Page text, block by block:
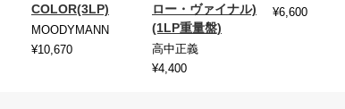
COLOR(3LP)
MOODYMANN
¥10,670
ロー・ヴァイナル)
(1LP重量盤)
高中正義
¥4,400
¥6,600